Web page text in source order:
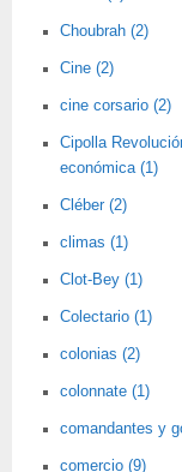
Choubrah (2)
Cine (2)
cine corsario (2)
Cipolla
económica (1)
Cléber (2)
climas (1)
Clot-Bey (1)
Colectario (1)
colonias (2)
colonnate (1)
comandantes y
comercio (9)